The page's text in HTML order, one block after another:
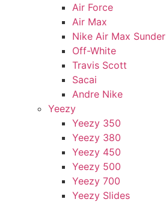
Air Force
Air Max
Nike Air Max Sunder
Off-White
Travis Scott
Sacai
Andre Nike
Yeezy
Yeezy 350
Yeezy 380
Yeezy 450
Yeezy 500
Yeezy 700
Yeezy Slides